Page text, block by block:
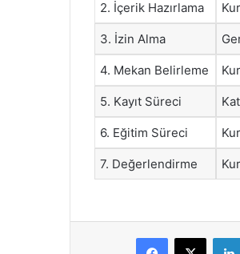
2. İçerik Hazırlama
3. İzin Alma
4. Mekan Belirleme
5. Kayıt Süreci
6. Eğitim Süreci
7. Değerlendirme
Facebook
X